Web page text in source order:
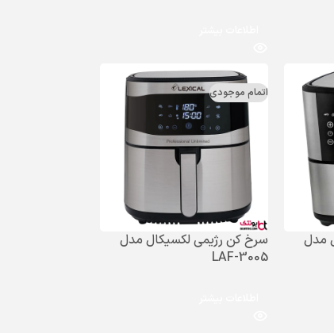
مدل
اتمام موجودی
سرخ کن رژیمی لکسیکال مدل
LAF-3005